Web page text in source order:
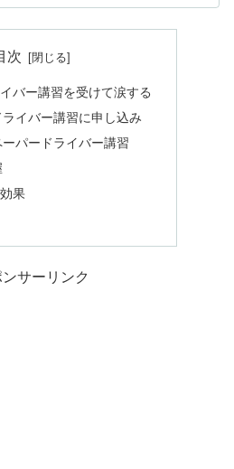
次
バー講習を受けて涙する
イバー講習に申し込み
パードライバー講習
果
ンサーリンク